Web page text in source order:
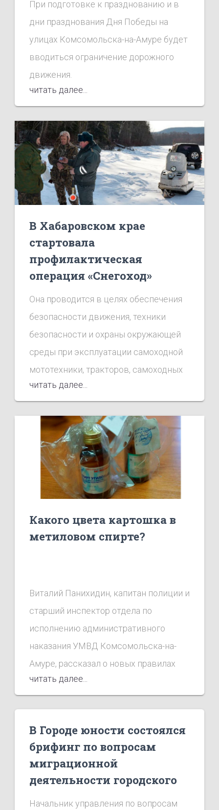
движения
При подготовке к празднованию и в
дни празднования Дня Победы на
улицах Комсомольска-на-Амуре будет
вводиться ограничение дорожного
движения.
читать далее...
В Хабаровском крае
стартовала
профилактическая
операция «Снегоход»
Она проводится в целях обеспечения
безопасности движения, техники
безопасности и охраны окружающей
среды при эксплуатации самоходной
мототехники, тракторов, самоходных
дорожно-строительных машин и
прицепов к ним.
читать далее...
Какого цвета картошка в
метиловом спирте?
Виталий Панихидин, капитан полиции и
старший инспектор отдела по
исполнению административного
наказания УМВД Комсомольска-на-
Амуре, рассказал о новых правилах
оборота спиртного и о том, как
определить в нём наличие метанола.
читать далее...
В Городе юности состоялся
брифинг по вопросам
миграционной
деятельности городского
управления полиции
Начальник управления по вопросам